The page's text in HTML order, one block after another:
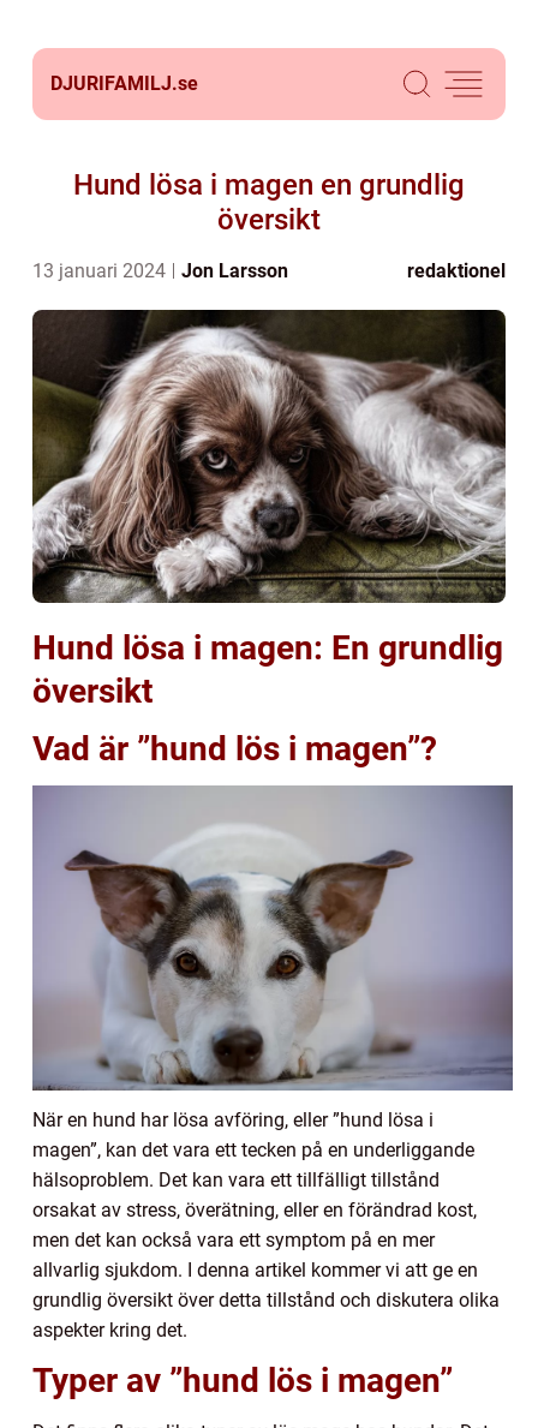
DJURIFAMILJ.se
Hund lösa i magen en grundlig
översikt
13 januari 2024 Jon Larsson redaktionel
Hund lösa i magen: En grundlig
översikt
Vad är ”hund lös i magen”?
När en hund har lösa avföring, eller ”hund lösa i
magen”, kan det vara ett tecken på en underliggande
hälsoproblem. Det kan vara ett tillfälligt tillstånd
orsakat av stress, överätning, eller en förändrad kost,
men det kan också vara ett symptom på en mer
allvarlig sjukdom. I denna artikel kommer vi att ge en
grundlig översikt över detta tillstånd och diskutera olika
aspekter kring det.
Typer av ”hund lös i magen”